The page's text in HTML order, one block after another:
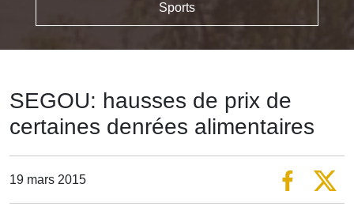
Sports
SEGOU: hausses de prix de
certaines denrées alimentaires
19 mars 2015